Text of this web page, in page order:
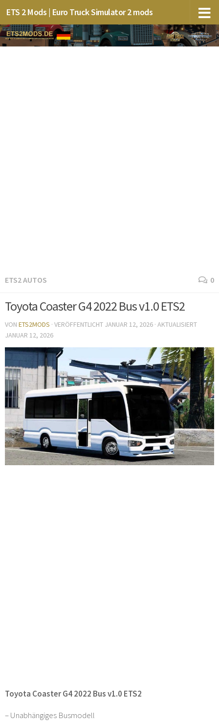
ETS 2 Mods | Euro Truck Simulator 2 mods
ETS2 AUTOS 0
Toyota Coaster G4 2022 Bus v1.0 ETS2
VON ETS2MODS · VERÖFFENTLICHT JANUAR 12, 2026 · AKTUALISIERT
JANUAR 12, 2026
Toyota Coaster G4 2022 Bus v1.0 ETS2
– Unabhängiges Busmodell